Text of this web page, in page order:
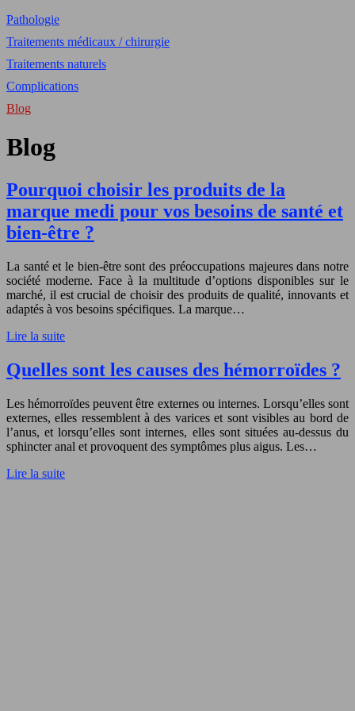
Pathologie
Traitements médicaux / chirurgie
Traitements naturels
Complications
Blog
Blog
Pourquoi choisir les produits de la
marque medi pour vos besoins de santé et
bien-être ?
La santé et le bien-être sont des préoccupations majeures dans notre
société moderne. Face à la multitude d’options disponibles sur le
marché, il est crucial de choisir des produits de qualité, innovants et
adaptés à vos besoins spécifiques. La marque…
Lire la suite
Quelles sont les causes des hémorroïdes ?
Les hémorroïdes peuvent être externes ou internes. Lorsqu’elles sont
externes, elles ressemblent à des varices et sont visibles au bord de
l’anus, et lorsqu’elles sont internes, elles sont situées au-dessus du
sphincter anal et provoquent des symptômes plus aigus. Les…
Lire la suite